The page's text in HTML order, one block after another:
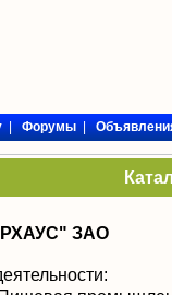
|Форумы|
ЗАО